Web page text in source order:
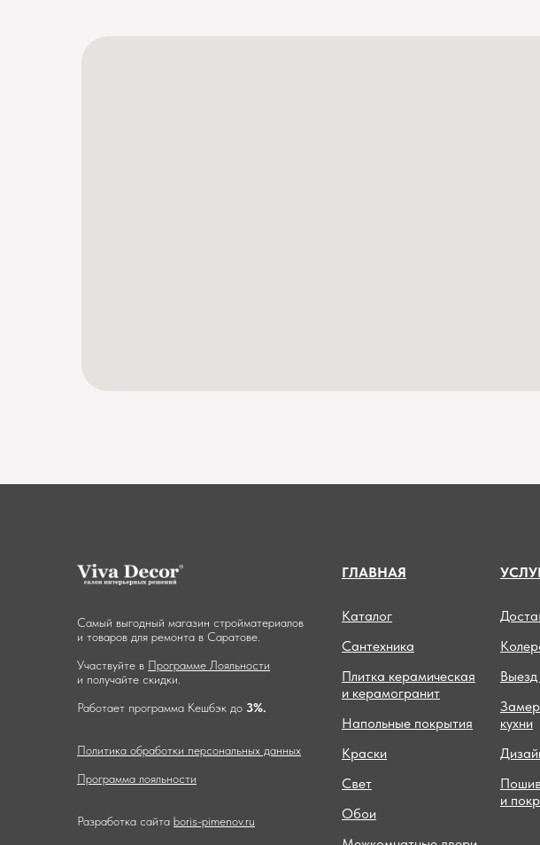
Самый выгодный магазин стройматериалов
и товаров для ремонта в Саратове.
Участвуйте в Программе Лояльности
и получайте скидки.
Работает программа Кешбэк до 3%.
Политика обработки персональных данных
Программа лояльности
Разработка сайта boris-pimenov.ru
ГЛАВНАЯ
Каталог
Сантехника
Плитка керамическая
и керамогранит
Напольные покрытия
Краски
Свет
Обои
кухни
и